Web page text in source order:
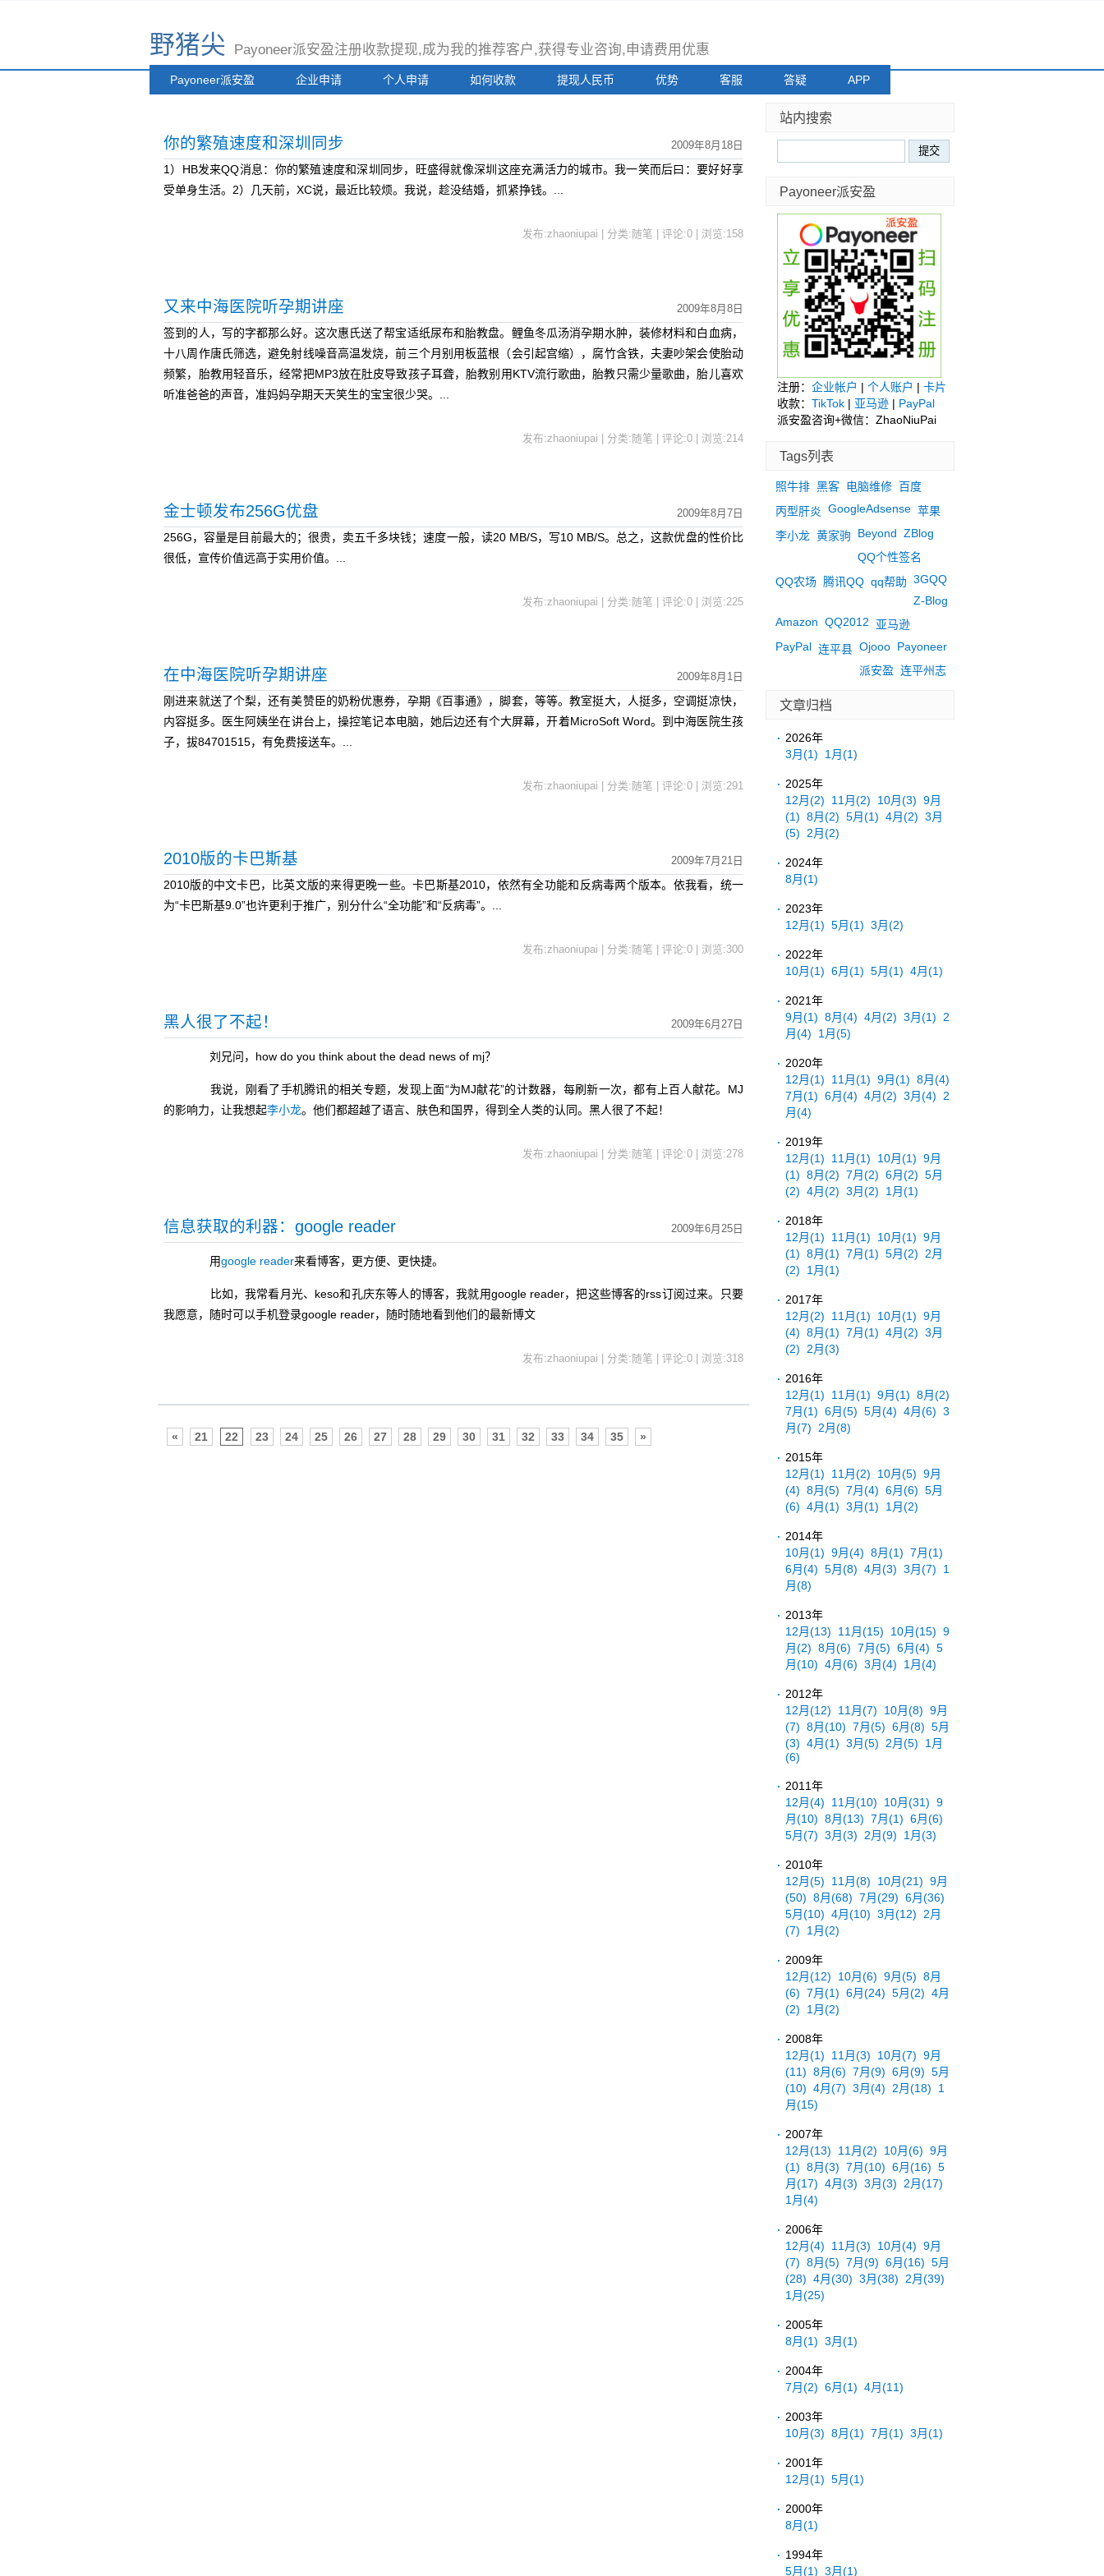
野猪尖 Payoneer派安盈注册收款提现,成为我的推荐客户,获得专业咨询,申请费用优惠
Payoneer派安盈 企业申请 个人申请 如何收款 提现人民币 优势 客服 答疑 APP
2009年8月18日
你的繁殖速度和深圳同步
1）HB发来QQ消息：你的繁殖速度和深圳同步，旺盛得就像深圳这座充满活力的城市。我一笑而后曰：要好好享
受单身生活。2）几天前，XC说，最近比较烦。我说，趁没结婚，抓紧挣钱。...
发布:zhaoniupai | 分类:随笔 | 评论:0 | 浏览:158
2009年8月8日
又来中海医院听孕期讲座
签到的人，写的字都那么好。这次惠氏送了帮宝适纸尿布和胎教盘。鲤鱼冬瓜汤消孕期水肿，装修材料和白血病，
十八周作唐氏筛选，避免射线噪音高温发烧，前三个月别用板蓝根（会引起宫缩），腐竹含铁，夫妻吵架会使胎动
频繁，胎教用轻音乐，经常把MP3放在肚皮导致孩子耳聋，胎教别用KTV流行歌曲，胎教只需少量歌曲，胎儿喜欢
听准爸爸的声音，准妈妈孕期天天笑生的宝宝很少哭。...
发布:zhaoniupai | 分类:随笔 | 评论:0 | 浏览:214
2009年8月7日
金士顿发布256G优盘
256G，容量是目前最大的；很贵，卖五千多块钱；速度一般，读20 MB/S，写10 MB/S。总之，这款优盘的性价比
很低，宣传价值远高于实用价值。...
发布:zhaoniupai | 分类:随笔 | 评论:0 | 浏览:225
2009年8月1日
在中海医院听孕期讲座
刚进来就送了个梨，还有美赞臣的奶粉优惠券，孕期《百事通》，脚套，等等。教室挺大，人挺多，空调挺凉快，
内容挺多。医生阿姨坐在讲台上，操控笔记本电脑，她后边还有个大屏幕，开着MicroSoft Word。到中海医院生孩
子，拔84701515，有免费接送车。...
发布:zhaoniupai | 分类:随笔 | 评论:0 | 浏览:291
2009年7月21日
2010版的卡巴斯基
2010版的中文卡巴，比英文版的来得更晚一些。卡巴斯基2010，依然有全功能和反病毒两个版本。依我看，统一
为“卡巴斯基9.0”也许更利于推广，别分什么“全功能”和“反病毒”。...
发布:zhaoniupai | 分类:随笔 | 评论:0 | 浏览:300
2009年6月27日
黑人很了不起！
刘兄问，how do you think about the dead news of mj？
我说，刚看了手机腾讯的相关专题，发现上面“为MJ献花”的计数器，每刷新一次，都有上百人献花。MJ
的影响力，让我想起李小龙。他们都超越了语言、肤色和国界，得到全人类的认同。黑人很了不起！
发布:zhaoniupai | 分类:随笔 | 评论:0 | 浏览:278
2009年6月25日
信息获取的利器：google reader
用google reader来看博客，更方便、更快捷。
比如，我常看月光、keso和孔庆东等人的博客，我就用google reader，把这些博客的rss订阅过来。只要
我愿意，随时可以手机登录google reader，随时随地看到他们的最新博文
发布:zhaoniupai | 分类:随笔 | 评论:0 | 浏览:318
« 21 22 23 24 25 26 27 28 29 30 31 32 33 34 35 »
站内搜索
Payoneer派安盈
注册： 企业帐户 | 个人账户 | 卡片
收款： TikTok | 亚马逊 | PayPal
派安盈咨询+微信：ZhaoNiuPai
Tags列表
照牛排 黑客 电脑维修 百度
丙型肝炎 GoogleAdsense 苹果
李小龙 黄家驹 Beyond ZBlog
QQ个性签名
QQ农场 腾讯QQ qq帮助 3GQQ
Z-Blog
Amazon QQ2012
亚马逊
PayPal 连平县 Ojooo Payoneer
派安盈 连平州志
文章归档
2026年
3月(1) 1月(1)
2025年
12月(2) 11月(2) 10月(3) 9月
(1) 8月(2) 5月(1) 4月(2) 3月
(5)
2月(2)
2024年
8月(1)
2023年
12月(1) 5月(1) 3月(2)
2022年
10月(1) 6月(1) 5月(1) 4月(1)
2021年
9月(1) 8月(4) 4月(2) 3月(1)
2
月(4) 1月(5)
2020年
12月(1) 11月(1) 9月(1) 8月(4)
7月(1) 6月(4) 4月(2) 3月(4)
2
月(4)
2019年
12月(1) 11月(1) 10月(1) 9月
(1) 8月(2) 7月(2) 6月(2) 5月
(2) 4月(2) 3月(2) 1月(1)
2018年
12月(1) 11月(1) 10月(1) 9月
(1) 8月(1) 7月(1) 5月(2)
2月
(2)
1月(1)
2017年
12月(2) 11月(1) 10月(1) 9月
(4) 8月(1) 7月(1) 4月(2) 3月
(2)
2月(3)
2016年
12月(1) 11月(1) 9月(1) 8月(2)
7月(1) 6月(5) 5月(4) 4月(6) 3
月(7) 2月(8)
2015年
12月(1) 11月(2) 10月(5) 9月
(4) 8月(5) 7月(4) 6月(6) 5月
(6) 4月(1) 3月(1) 1月(2)
2014年
10月(1) 9月(4) 8月(1) 7月(1)
6月(4) 5月(8) 4月(3) 3月(7)
1
月(8)
2013年
12月(13) 11月(15) 10月(15) 9
月(2) 8月(6) 7月(5) 6月(4) 5
月(10) 4月(6) 3月(4) 1月(4)
2012年
12月(12) 11月(7) 10月(8) 9月
(7) 8月(10) 7月(5) 6月(8) 5月
(3) 4月(1) 3月(5) 2月(5)
1月
(6)
2011年
12月(4) 11月(10) 10月(31) 9
月(10) 8月(13) 7月(1) 6月(6)
5月(7) 3月(3) 2月(9) 1月(3)
2010年
12月(5) 11月(8) 10月(21) 9月
(50) 8月(68) 7月(29) 6月(36)
5月(10) 4月(10) 3月(12)
2月
(7)
1月(2)
2009年
12月(12) 10月(6) 9月(5) 8月
(6) 7月(1) 6月(24) 5月(2) 4月
(2)
1月(2)
2008年
12月(1) 11月(3) 10月(7) 9月
(11) 8月(6) 7月(9) 6月(9) 5月
(10) 4月(7) 3月(4) 2月(18)
1
月(15)
2007年
12月(13) 11月(2) 10月(6) 9月
(1) 8月(3) 7月(10) 6月(16) 5
月(17) 4月(3) 3月(3) 2月(17)
1月(4)
2006年
12月(4) 11月(3) 10月(4) 9月
(7) 8月(5) 7月(9) 6月(16) 5月
(28) 4月(30) 3月(38) 2月(39)
1月(25)
2005年
8月(1) 3月(1)
2004年
7月(2) 6月(1) 4月(11)
2003年
10月(3) 8月(1) 7月(1) 3月(1)
2001年
12月(1) 5月(1)
2000年
8月(1)
1994年
5月(1) 3月(1)